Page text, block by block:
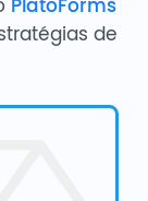
PlatoForms
de